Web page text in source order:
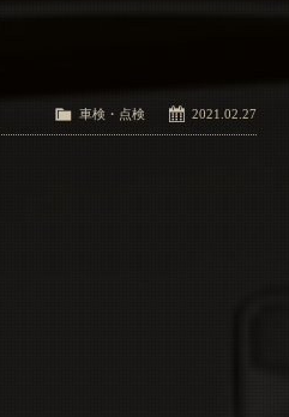
2021.02.27
車検・点検